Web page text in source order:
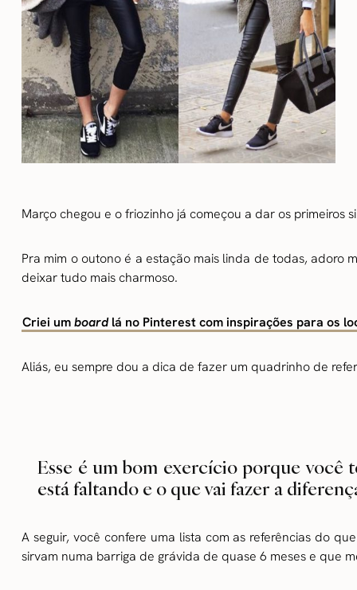
Março chegou e o friozinho já começou a dar os primeiros
Pra mim o outono é a estação mais linda de todas, adoro
deixar tudo mais charmoso.
Criei umboardlá no Pinterest com inspirações para os
Aliás, eu sempre dou a dica de fazer um quadrinho de
Esse é um bom exercício porque você
está faltando e o que vai fazer a
A seguir, você confere uma lista com as referências do
sirvam numa barriga de grávida de quase 6 meses e que